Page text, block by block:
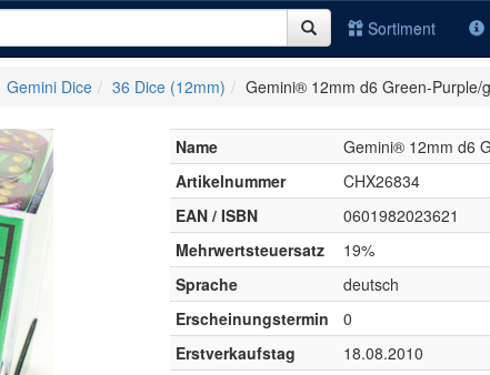
Sortiment
Gemini Dice 36 Dice (12mm) Gemini® 12mm d6 Green-
Name
Gemini® 12mm d6
Artikelnummer
CHX26834
EAN / ISBN
0601982023621
Mehrwertsteuersatz
19%
Sprache
deutsch
Erscheinungstermin
0
Erstverkaufstag
18.08.2010